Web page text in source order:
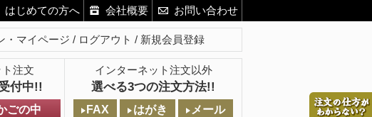
はじめての方へ 会社概要 お問い合わせ
・マイページ ログアウト 新規会員登録
注文
付中!!
インターネット注文以外
選べる3つの注文方法!!
ごの中 FAX はがき メール